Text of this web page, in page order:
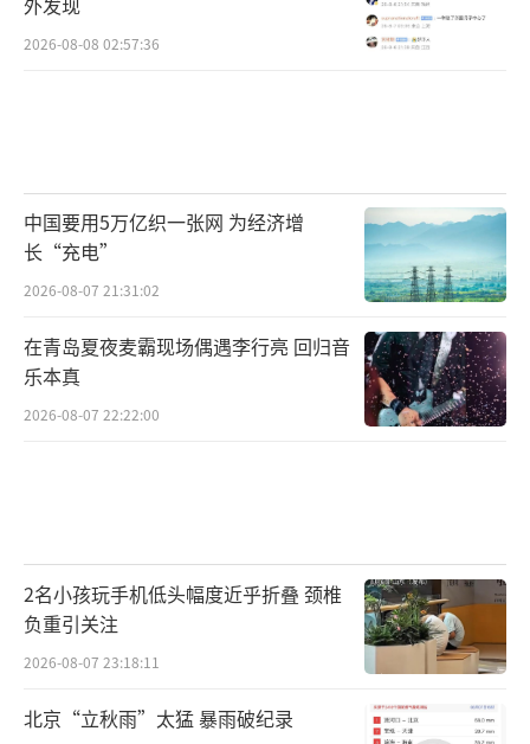
2026-08-08 02:57:36
中国要用5万亿织一张网 为经济增
长“充电”
2026-08-07 21:31:02
在青岛夏夜麦霸现场偶遇李行亮 回归音
乐本真
2026-08-07 22:22:00
2名小孩玩手机低头幅度近乎折叠 颈椎
负重引关注
2026-08-07 23:18:11
北京“立秋雨”太猛 暴雨破纪录